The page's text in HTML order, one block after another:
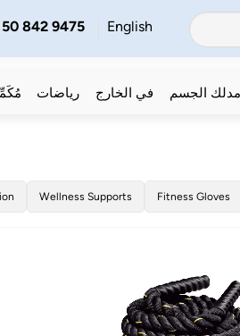
English
50 842 9475
مدلك الجسم في الخارج رياضات
Fitness Gloves
Wellness Supports